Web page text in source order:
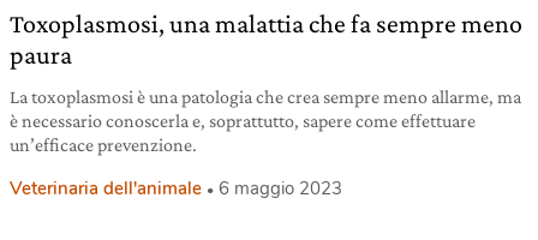
Toxoplasmosi, una malattia che fa sempre meno
paura
La toxoplasmosi è una patologia che crea sempre meno allarme, ma
è necessario conoscerla e, soprattutto, sapere come effettuare
un’efficace prevenzione.
Veterinaria dell'animale 6 maggio 2023